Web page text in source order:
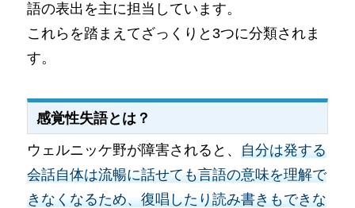
語の表出を主に担当しています。
これらを踏まえてざっくりと3つに分類されま
す。
感覚性失語とは？
ウェルニッケ野が障害されると、自分は発する
会話自体は流暢に話せても言語の意味を理解で
きなくなるため、復唱したり読み書きもできな